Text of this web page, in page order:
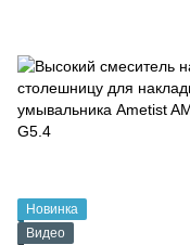
Новинка
Видео